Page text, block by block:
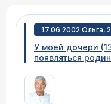
17.06.2002 Ольга,
У моей дочери
появляться
или как-то предотвратить их появление?
Стоит ли удалять их на
есть